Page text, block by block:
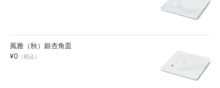
お買い物ガイド
SHOPPING GUIDE
風雅（秋）銀杏角皿
¥0 （税込）